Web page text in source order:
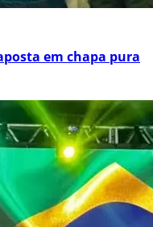
em chapa pura